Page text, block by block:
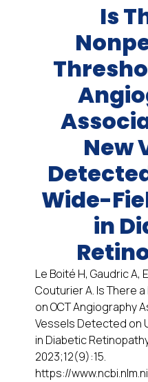
Is
New
Wide-
in
Le Boité H, Gaudric A,
Couturier A. Is There
on OCT Angiography
Vessels Detected on
in Diabetic
2023;12(9):15.
https://